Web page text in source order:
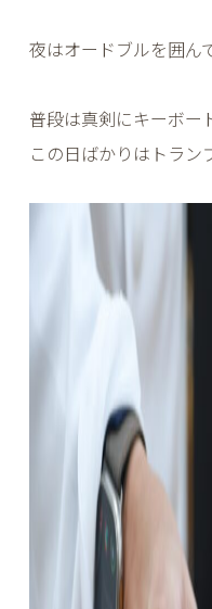
夜はオードブルを囲ん
普段は真剣にキーボー
この日ばかりはトラン